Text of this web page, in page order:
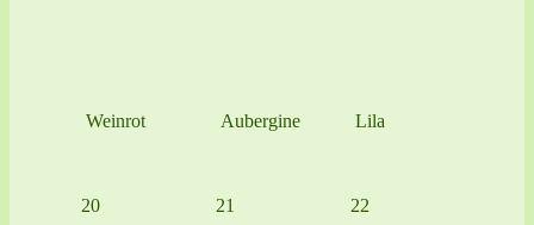
Weinrot Aubergine Lila
20 21 22